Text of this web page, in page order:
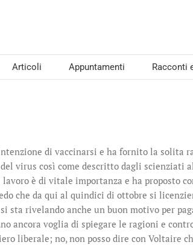
Articoli Appuntamenti Racconti
di vaccinarsi e ha fornito la solita
virus così come descritto dagli
è di vitale importanza e ha proposto
che da qui al quindici di ottobre si
sta rivelando anche un buon motivo per
ancora voglia di spiegare le ragioni e
liberale; no, non posso dire con Voltaire